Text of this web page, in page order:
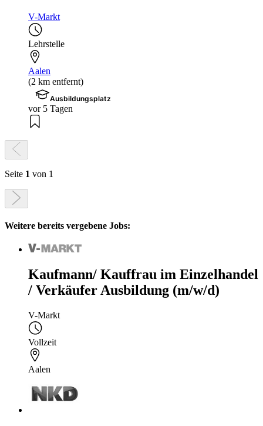
V-Markt
Lehrstelle
Aalen
(2 km entfernt)
Ausbildungsplatz
vor 5 Tagen
Seite 1 von 1
Weitere bereits vergebene Jobs:
Kaufmann/ Kauffrau im Einzelhandel
/ Verkäufer Ausbildung (m/w/d)
V-Markt
Vollzeit
Aalen